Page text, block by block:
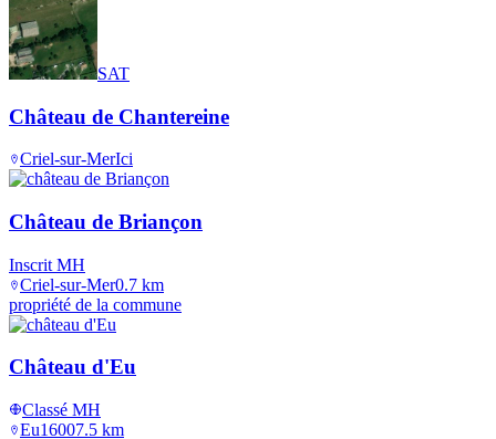
SAT
Château de Chantereine
Criel-sur-MerIci
Château de Briançon
Inscrit MH
Criel-sur-Mer0.7 km
propriété de la commune
Château d'Eu
Classé MH
Eu16007.5 km